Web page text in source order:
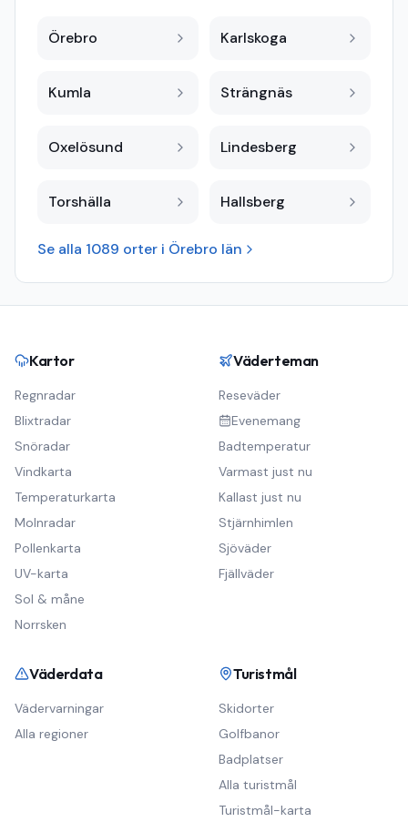
Örebro Karlskoga
Kumla Strängnäs
Oxelösund Lindesberg
Torshälla Hallsberg
Se alla 1089 orter i Örebro län
Kartor
Regnradar
Blixtradar
Snöradar
Vindkarta
Temperaturkarta
Molnradar
Pollenkarta
UV-karta
Sol & måne
Norrsken
Väderteman
Reseväder
Evenemang
Badtemperatur
Varmast just nu
Kallast just nu
Stjärnhimlen
Sjöväder
Fjällväder
Väderdata
Vädervarningar
Alla regioner
Turistmål
Skidorter
Golfbanor
Badplatser
Alla turistmål
Turistmål-karta